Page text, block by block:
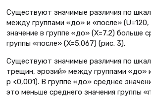
Существуют значимые различия по
между группами «до» и «после»
значение в группе «до» (X=7.2) больше
группы «после» (X=5.067) (рис. 3).
Существуют значимые различия по
трещин, эрозий» между группами «до»
p <0,001). В группе «до» среднее
это меньше среднего значения группы